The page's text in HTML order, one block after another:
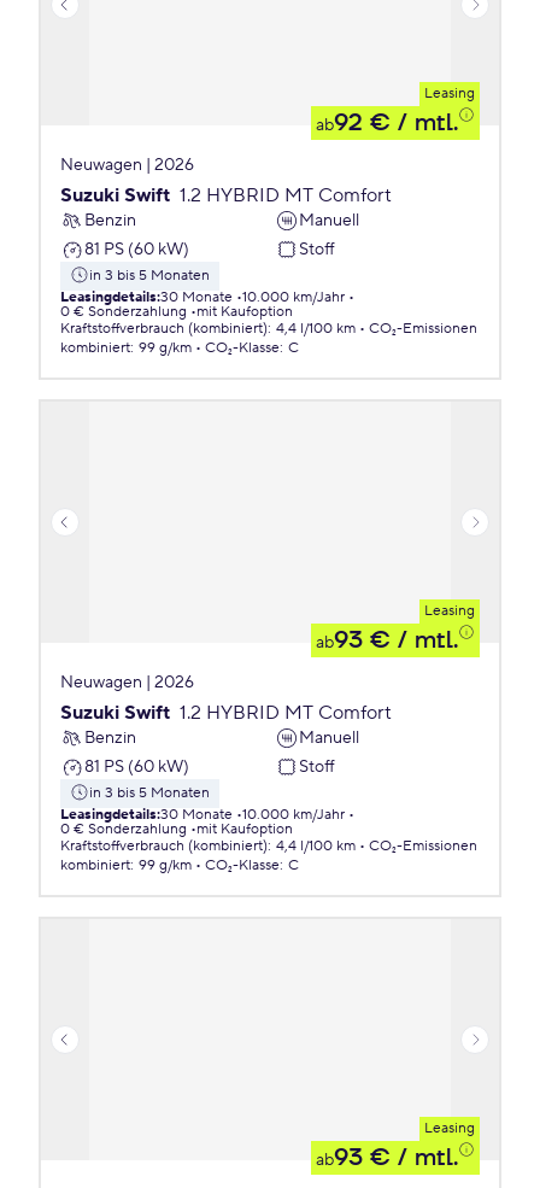
Leasing
ab92 € / mtl.
Neuwagen | 2026
Suzuki Swift 1.2 HYBRID MT Comfort
Benzin
Manuell
81 PS (60 kW)
Stoff
in 3 bis 5 Monaten
Leasingdetails:30 Monate 10.000 km/Jahr
0 € Sonderzahlung
mit Kaufoption
Kraftstoffverbrauch (kombiniert): 4,4 l/100 km
CO₂-Emissionen
kombiniert: 99 g/km CO₂-Klasse: C
Leasing
ab93 € / mtl.
Neuwagen | 2026
Suzuki Swift 1.2 HYBRID MT Comfort
Benzin
Manuell
81 PS (60 kW)
Stoff
in 3 bis 5 Monaten
Leasingdetails:30 Monate 10.000 km/Jahr
0 € Sonderzahlung
mit Kaufoption
Kraftstoffverbrauch (kombiniert): 4,4 l/100 km
CO₂-Emissionen
kombiniert: 99 g/km CO₂-Klasse: C
Leasing
ab93 € / mtl.